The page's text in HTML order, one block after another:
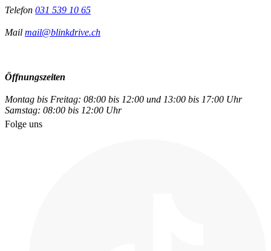
Telefon 031 539 10 65
Mail mail@blinkdrive.ch
Öffnungszeiten
Montag bis Freitag: 08:00 bis 12:00 und 13:00 bis 17:00 Uhr
Samstag: 08:00 bis 12:00 Uhr
Folge uns